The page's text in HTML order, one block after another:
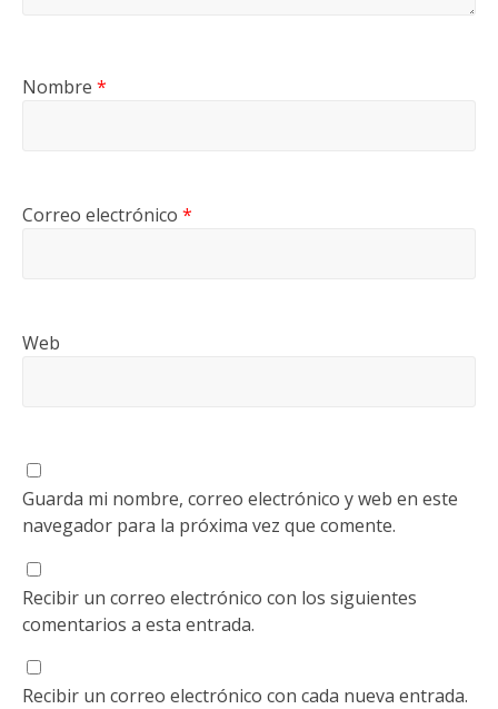
Nombre *
Correo electrónico *
Web
Guarda mi nombre, correo electrónico y web en este
navegador para la próxima vez que comente.
Recibir un correo electrónico con los siguientes
comentarios a esta entrada.
Recibir un correo electrónico con cada nueva entrada.